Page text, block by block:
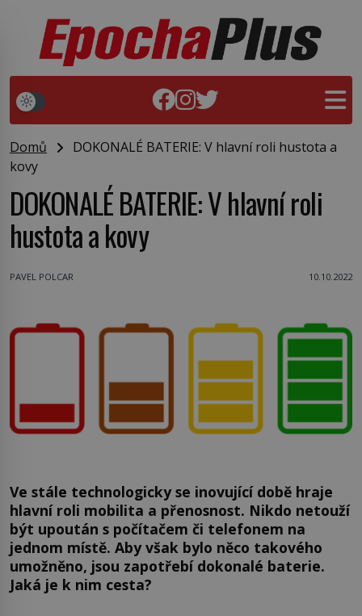
Domů
DOKONALÉ BATERIE: V hlavní roli hustota a
kovy
DOKONALÉ BATERIE: V hlavní roli
hustota a kovy
PAVEL POLCAR 10.10.2022
Ve stále technologicky se inovující době hraje
hlavní roli mobilita a přenosnost. Nikdo netouží
být upoután s počítačem či telefonem na
jednom místě. Aby však bylo něco takového
umožněno, jsou zapotřebí dokonalé baterie.
Jaká je k nim cesta?